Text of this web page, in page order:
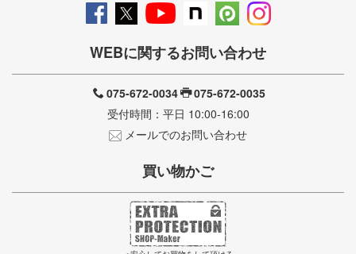
WEBに関するお問い合わせ
075-672-0034
075-672-0035
受付時間：平日 10:00-16:00
メールでのお問い合わせ
買い物かご